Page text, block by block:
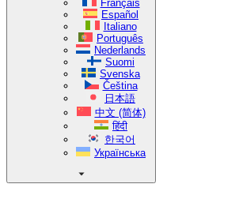
Français
Español
Italiano
Português
Nederlands
Suomi
Svenska
Čeština
日本語
中文 (简体)
हिंदी
한국어
Українська